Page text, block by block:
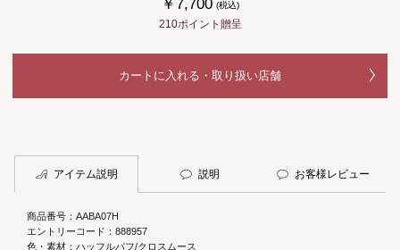
￥7,700 (税込)
210ポイント贈呈
カートに入れる・取り扱い店舗
アイテム説明 説明 お客様レビュー
商品番号：AABA07H
エントリーコード：888957
色・素材：ハッフルパフ/クロスムース